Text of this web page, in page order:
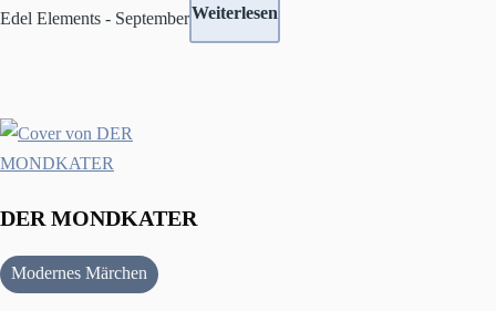
Edel Elements - SeptemberWeiterlesen
DER MONDKATER
Modernes Märchen